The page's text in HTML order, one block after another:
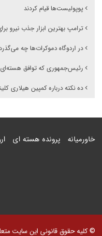
پوپولیست‌ها قیام کردند
ترامپ بهترین ابزار جذب نیرو
در اردوگاه دموکرات‌ها چه
رئیس‌جمهوری که توافق هسته‌ای
ده نکته درباره کمپین هیلاری
خاورمیانه پرونده هسته ای
© کلیه حقوق قانونی این سایت